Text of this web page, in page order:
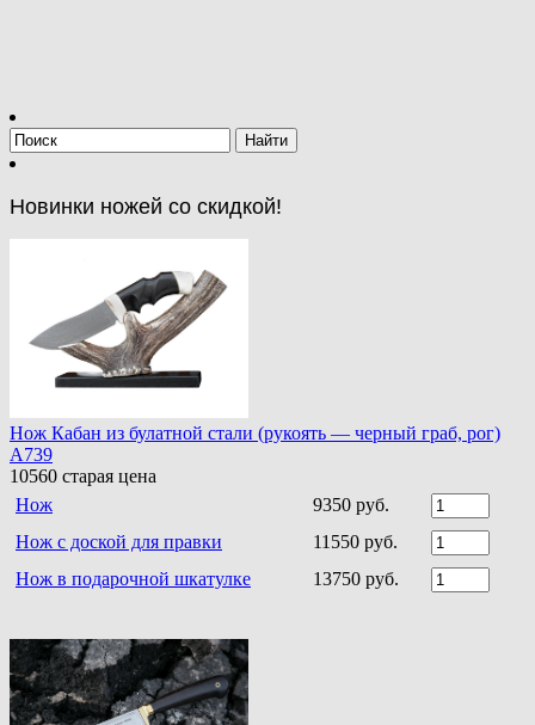
Новинки ножей со скидкой!
Нож Кабан из булатной стали (рукоять — черный граб, рог)
A739
10560 старая цена
Нож
9350 руб.
Нож с доской для правки
11550 руб.
Нож в подарочной шкатулке
13750 руб.